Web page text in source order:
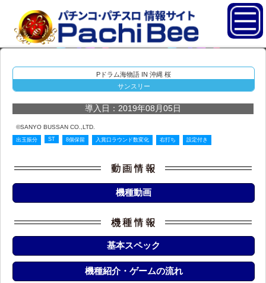
Pドラム海物語 IN 沖縄 桜
サンスリー
導入日：2019年08月05日
©SANYO BUSSAN CO.,LTD.
出玉振分 ST 8個保留 入賞口ラウンド数変化 右打ち 設定付き
機種動画
基本スペック
機種紹介・ゲームの流れ